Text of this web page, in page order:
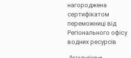
нагороджена
сертифікатом
переможниці від
Регіонального офісу
водних ресурсів